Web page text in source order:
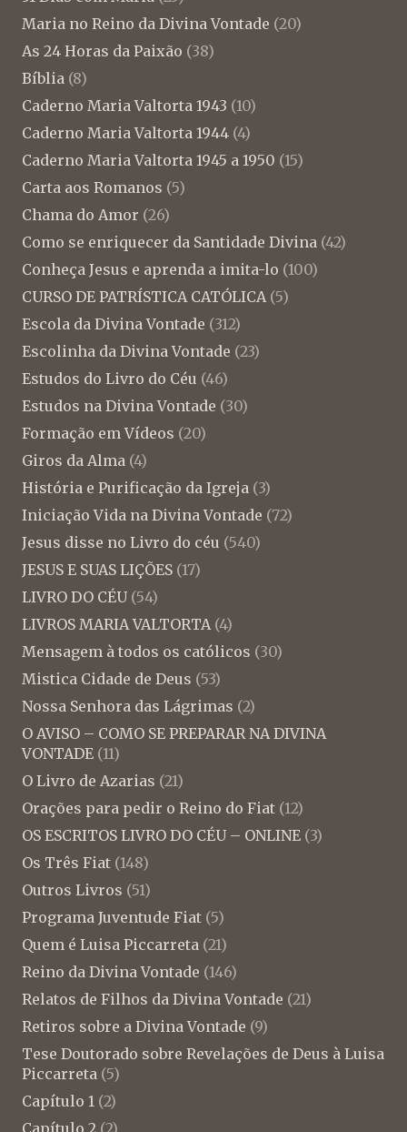
Maria no Reino da Divina Vontade (20)
As 24 Horas da Paixão (38)
Bíblia (8)
Caderno Maria Valtorta 1943 (10)
Caderno Maria Valtorta 1944 (4)
Caderno Maria Valtorta 1945 a 1950 (15)
Carta aos Romanos (5)
Chama do Amor (26)
Como se enriquecer da Santidade Divina (42)
Conheça Jesus e aprenda a imita-lo (100)
CURSO DE PATRÍSTICA CATÓLICA (5)
Escola da Divina Vontade (312)
Escolinha da Divina Vontade (23)
Estudos do Livro do Céu (46)
Estudos na Divina Vontade (30)
Formação em Vídeos (20)
Giros da Alma (4)
História e Purificação da Igreja (3)
Iniciação Vida na Divina Vontade (72)
Jesus disse no Livro do céu (540)
JESUS E SUAS LIÇÕES (17)
LIVRO DO CÉU (54)
LIVROS MARIA VALTORTA (4)
Mensagem à todos os católicos (30)
Mistica Cidade de Deus (53)
Nossa Senhora das Lágrimas (2)
O AVISO – COMO SE PREPARAR NA DIVINA
VONTADE (11)
O Livro de Azarias (21)
Orações para pedir o Reino do Fiat (12)
OS ESCRITOS LIVRO DO CÉU – ONLINE (3)
Os Três Fiat (148)
Outros Livros (51)
Programa Juventude Fiat (5)
Quem é Luisa Piccarreta (21)
Reino da Divina Vontade (146)
Relatos de Filhos da Divina Vontade (21)
Retiros sobre a Divina Vontade (9)
Tese Doutorado sobre Revelações de Deus à Luisa
Piccarreta (5)
Capítulo 1 (2)
Capítulo 2 (2)